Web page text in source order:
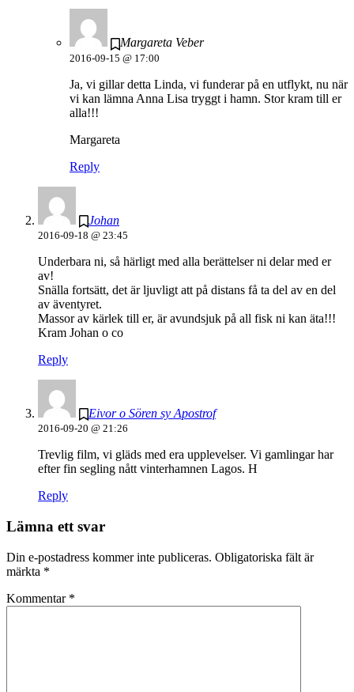
Margareta Veber
2016-09-15 @ 17:00
Ja, vi gillar detta Linda, vi funderar på en utflykt, nu när
vi kan lämna Anna Lisa tryggt i hamn. Stor kram till er
alla!!!
Margareta
Reply
Johan
2016-09-18 @ 23:45
Underbara ni, så härligt med alla berättelser ni delar med er
av!
Snälla fortsätt, det är ljuvligt att på distans få ta del av en del
av äventyret.
Massor av kärlek till er, är avundsjuk på all fisk ni kan äta!!!
Kram Johan o co
Reply
Eivor o Sören sy Apostrof
2016-09-20 @ 21:26
Trevlig film, vi gläds med era upplevelser. Vi gamlingar har
efter fin segling nått vinterhamnen Lagos. H
Reply
Lämna ett svar
Din e-postadress kommer inte publiceras. Obligatoriska fält är
märkta *
Kommentar *